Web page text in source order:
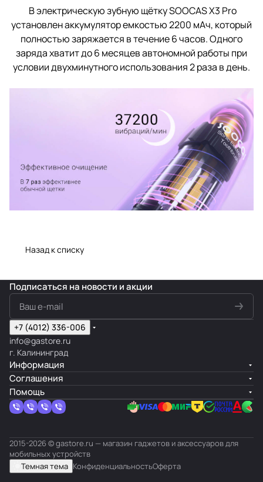
В электрическую зубную щётку SOOCAS X3 Pro
установлен аккумулятор емкостью 2200 мАч, который
полностью заряжается в течение 6 часов. Одного
заряда хватит до 6 месяцев автономной работы при
условии двухминутного использования 2 раза в день.
Назад к списку
Подписаться на новости и акции
+7 (4012) 336-006
info@gastore.ru
г. Калининград
Информация
Соглашения
Помощь
2015-2026 © gastore.ru — магазин гаджетов и аксессуаров для
мобильных устройств
Темная тема КонфиденциальностьОферта